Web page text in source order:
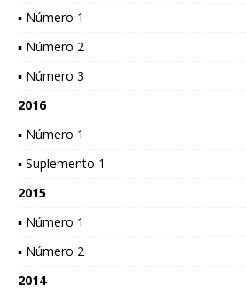
▪ Número 1
▪ Número 2
▪ Número 3
2016
▪ Número 1
▪ Suplemento 1
2015
▪ Número 1
▪ Número 2
2014